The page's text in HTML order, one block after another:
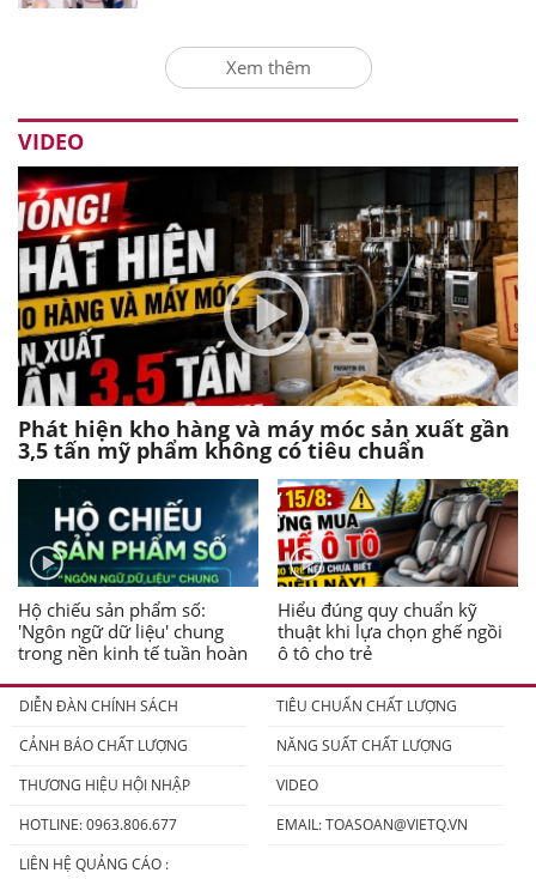
Xem thêm
VIDEO
Phát hiện kho hàng và máy móc sản xuất gần
3,5 tấn mỹ phẩm không có tiêu chuẩn
Hộ chiếu sản phẩm số:
'Ngôn ngữ dữ liệu' chung
trong nền kinh tế tuần hoàn
Hiểu đúng quy chuẩn kỹ
thuật khi lựa chọn ghế ngồi
ô tô cho trẻ
DIỄN ĐÀN CHÍNH SÁCH
TIÊU CHUẨN CHẤT LƯỢNG
CẢNH BÁO CHẤT LƯỢNG
NĂNG SUẤT CHẤT LƯỢNG
THƯƠNG HIỆU HỘI NHẬP
VIDEO
HOTLINE: 0963.806.677
EMAIL:TOASOAN@VIETQ.VN
LIÊN HỆ QUẢNG CÁO :